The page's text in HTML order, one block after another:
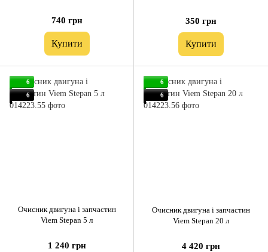
740 грн
Купити
350 грн
Купити
6
6
Очисник двигуна і запчастин
Viem Stepan 5 л
1 240 грн
6
6
Очисник двигуна і запчастин
Viem Stepan 20 л
4 420 грн